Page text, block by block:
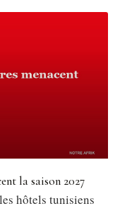
la saison 2027
hôtels tunisiens